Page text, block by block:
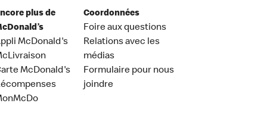
plus de
McDonald's
McDonald's
Coordonnées
Foire aux questions
Relations avec les
médias
Formulaire pour nous
joindre